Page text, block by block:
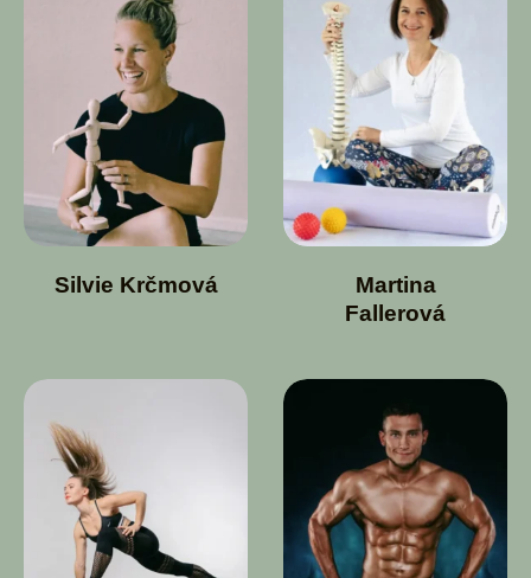
Silvie Krčmová
Martina
Fallerová